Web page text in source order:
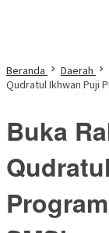
Beranda Daerah
Qudratul Ikhwan Puji
Buka